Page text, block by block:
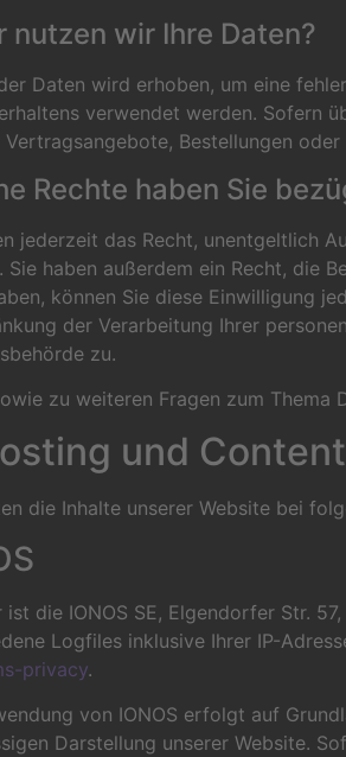
nutzen wir Ihre Daten?
Daten wird erhoben, um eine
verwendet werden. Sofern
Vertragsangebote, Bestellungen
Rechte haben Sie
jederzeit das Recht, unentgeltlich
Sie haben außerdem ein Recht, die
können Sie diese Einwilligung
der Verarbeitung Ihrer
zu.
zu weiteren Fragen zum Thema
und
die Inhalte unserer Website bei
ist die IONOS SE, Elgendorfer Str.
Logfiles inklusive Ihrer IP-
privacy.
von IONOS erfolgt auf
Darstellung unserer Website.